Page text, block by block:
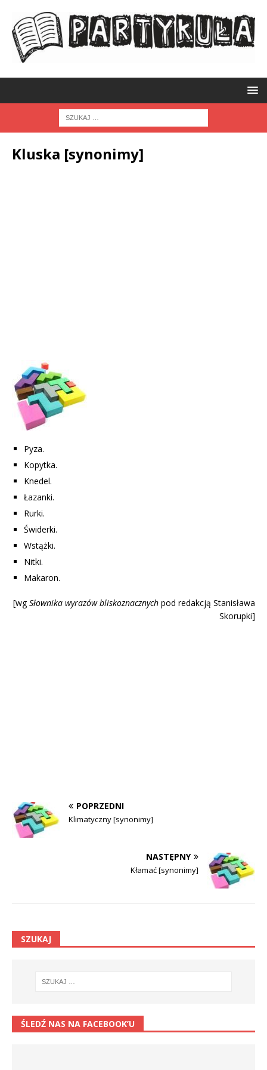
Kluska [synonimy]
Pyza.
Kopytka.
Knedel.
Łazanki.
Rurki.
Świderki.
Wstążki.
Nitki.
Makaron.
[wgSłownika wyrazów bliskoznacznych pod redakcją Stanisława
Skorupki]
POPRZEDNI
Klimatyczny [synonimy]
NASTĘPNY
Kłamać [synonimy]
SZUKAJ
ŚLEDŹ NAS NA FACEBOOK’U